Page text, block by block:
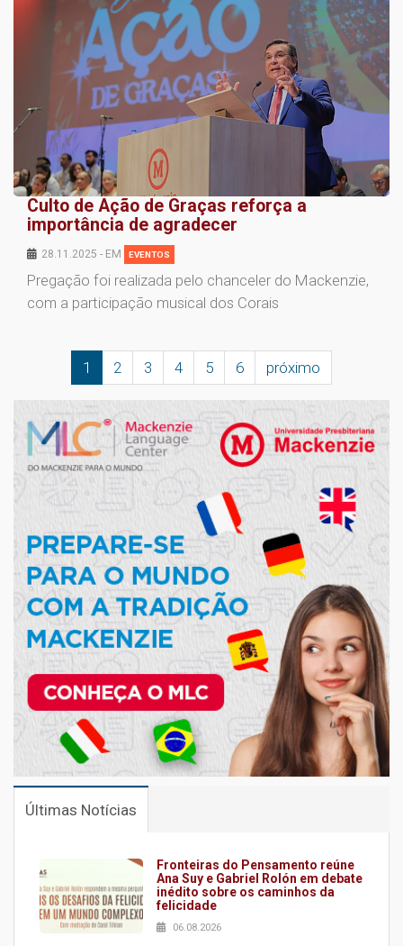
Culto de Ação de Graças reforça a
importância de agradecer
28.11.2025 - EM EVENTOS
Pregação foi realizada pelo chanceler do Mackenzie,
com a participação musical dos Corais
1 2 3 4 5 6 próximo
Últimas Notícias
Fronteiras do Pensamento reúne
Ana Suy e Gabriel Rolón em debate
inédito sobre os caminhos da
felicidade
06.08.2026